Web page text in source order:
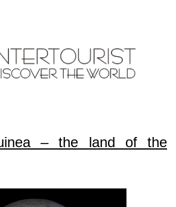
– the land of the